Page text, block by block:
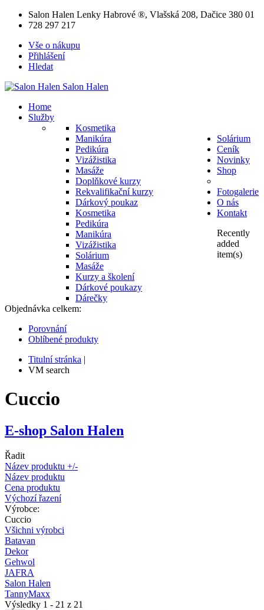
Salon Halen Lenky Habrové ®, Vlašská 208, Dačice 380 01
728 297 217
Vše o nákupu
Přihlášení
Hledat
Salon Halen
Home
Služby
Kosmetika
Manikúra
Pedikúra
Vizážistika
Masáže
Doplňkové kurzy
Rekvalifikační kurzy
Dárkový poukaz
Solárium
Ceník
Novinky
Shop
Kosmetika
Pedikúra
Manikúra
Vizážistika
Solárium
Masáže
Kurzy a školení
Dárkové poukazy
Dárečky
Fotogalerie
O nás
Kontakt
Recently
added
item(s)
Objednávka celkem:
Porovnání
Oblíbené produkty
Titulní stránka |
VM search
Cuccio
E-shop Salon Halen
Řadit
Název produktu +/-
Název produktu
Cena produktu
Výchozí řazení
Výrobce:
Cuccio
Všichni výrobci
Batavan
Dekor
Gehwol
JAFRA
Salon Halen
TannyMaxx
Výsledky 1 - 21 z 21